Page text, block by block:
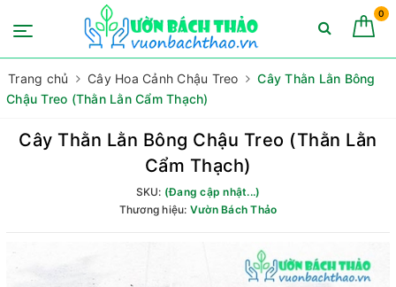
0
Trang chủ Cây Hoa Cảnh Chậu Treo
Cây Thằn Lằn Bông
Chậu Treo (Thằn Lằn Cẩm Thạch)
Cây Thằn Lằn Bông Chậu Treo (Thằn Lằn
Cẩm Thạch)
SKU: (Đang cập nhật...)
Thương hiệu: Vườn Bách Thảo